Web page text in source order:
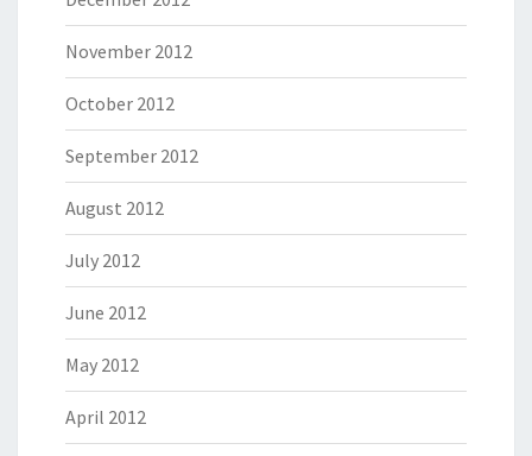
November 2012
October 2012
September 2012
August 2012
July 2012
June 2012
May 2012
April 2012